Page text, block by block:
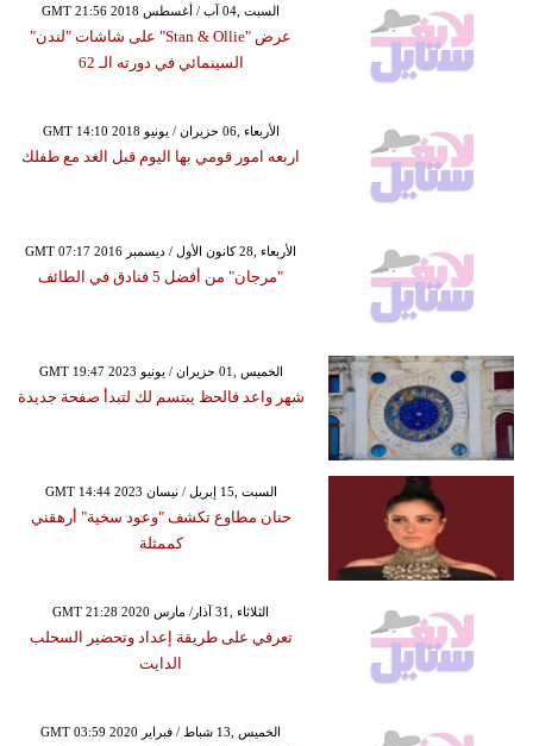
GMT 21:56 2018 السبت ,04 آب / أغسطس
عرض "Stan & Ollie" على شاشات "لندن"
السينمائي في دورته الـ 62
GMT 14:10 2018 الأربعاء ,06 حزيران / يونيو
اربعه امور قومي بها اليوم قبل الغد مع طفلك
GMT 07:17 2016 الأربعاء ,28 كانون الأول / ديسمبر
"مرجان" من أفضل 5 فنادق في الطائف
GMT 19:47 2023 الخميس ,01 حزيران / يونيو
شهر واعد فالحظ يبتسم لك لتبدأ صفحة جديدة
GMT 14:44 2023 السبت ,15 إبريل / نيسان
حنان مطاوع تكشف "وعود سخية" أرهقني
كممثلة
GMT 21:28 2020 الثلاثاء ,31 آذار/ مارس
تعرفي على طريقة إعداد وتحضير السحلب
الدايت
GMT 03:59 2020 الخميس ,13 شباط / فبراير